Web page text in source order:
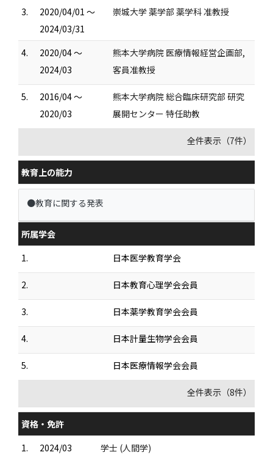
3.
2020/04/01 ～
2024/03/31
崇城大学 薬学部 薬学科 准教授
4.
2020/04 ～
2024/03
熊本大学病院 医療情報経営企画部,
客員准教授
5.
2016/04 ～
2020/03
熊本大学病院 総合臨床研究部 研究
展開センター 特任助教
全件表示（7件）
教育上の能力
●教育に関する発表
所属学会
1.
日本医学教育学会
2. 日本教育心理学会会員
3. 日本薬学教育学会会員
4. 日本計量生物学会会員
5. 日本医療情報学会会員
全件表示（8件）
資格・免許
1.
2024/03 学士 (人間学)